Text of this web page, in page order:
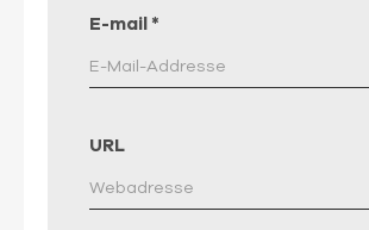
E-mail *
URL